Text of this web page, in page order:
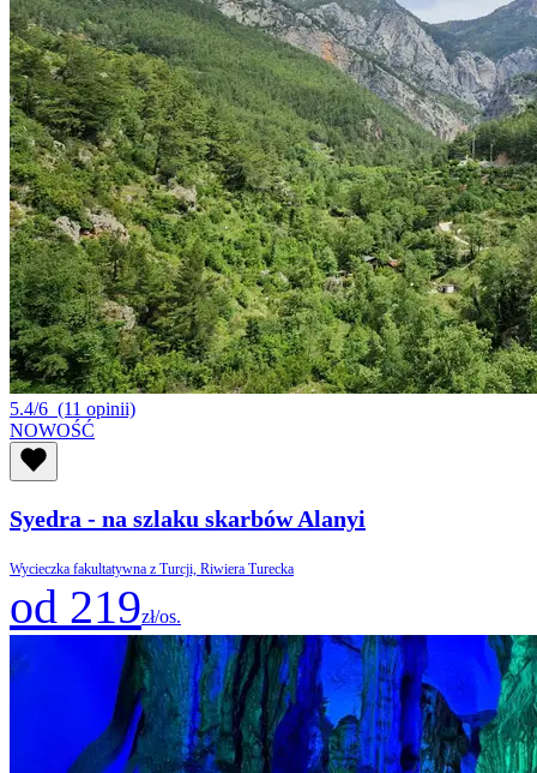
5.4/6 (11 opinii)
NOWOŚĆ
Syedra - na szlaku skarbów Alanyi
Wycieczka fakultatywna z Turcji, Riwiera Turecka
od 219zł/os.